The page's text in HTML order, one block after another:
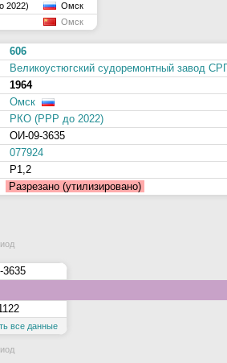
2022)
Омск
Омск
606
Великоустюгский судоремонтный завод
1964
Омск
РКО (РРР до 2022)
ОИ-09-3635
077924
Р1,2
Разрезано (утилизировано)
все данные